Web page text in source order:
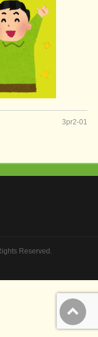
3pr2-01
Reserved.